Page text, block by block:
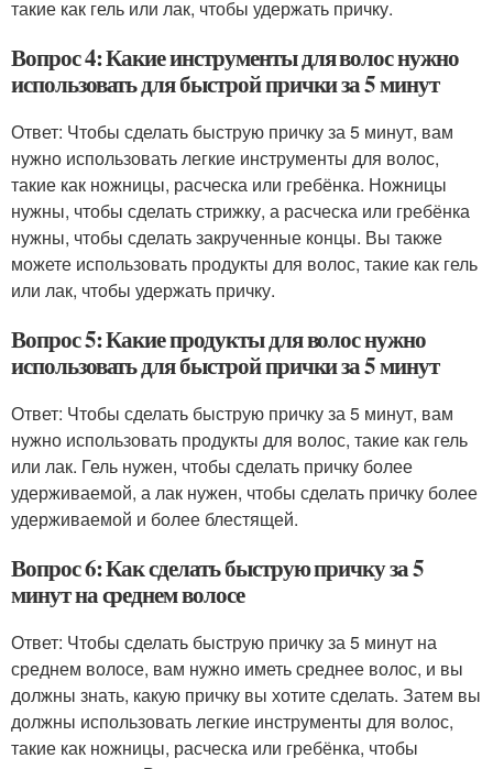
такие как гель или лак, чтобы удержать причку.
Вопрос 4: Какие инструменты для волос нужно
использовать для быстрой прички за 5 минут
Ответ: Чтобы сделать быструю причку за 5 минут, вам
нужно использовать легкие инструменты для волос,
такие как ножницы, расческа или гребёнка. Ножницы
нужны, чтобы сделать стрижку, а расческа или гребёнка
нужны, чтобы сделать закрученные концы. Вы также
можете использовать продукты для волос, такие как гель
или лак, чтобы удержать причку.
Вопрос 5: Какие продукты для волос нужно
использовать для быстрой прички за 5 минут
Ответ: Чтобы сделать быструю причку за 5 минут, вам
нужно использовать продукты для волос, такие как гель
или лак. Гель нужен, чтобы сделать причку более
удерживаемой, а лак нужен, чтобы сделать причку более
удерживаемой и более блестящей.
Вопрос 6: Как сделать быструю причку за 5
минут на среднем волосе
Ответ: Чтобы сделать быструю причку за 5 минут на
среднем волосе, вам нужно иметь среднее волос, и вы
должны знать, какую причку вы хотите сделать. Затем вы
должны использовать легкие инструменты для волос,
такие как ножницы, расческа или гребёнка, чтобы